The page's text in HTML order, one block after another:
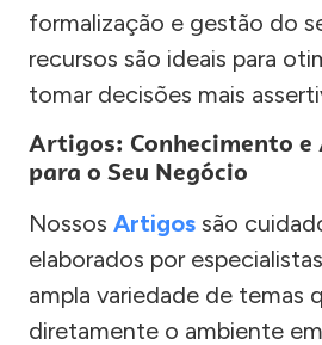
formalização e gestão do
recursos são ideais para
tomar decisões mais
Artigos: Conhecimento e
para o Seu Negócio
Nossos Artigos são
elaborados por
ampla variedade de temas
diretamente o ambiente